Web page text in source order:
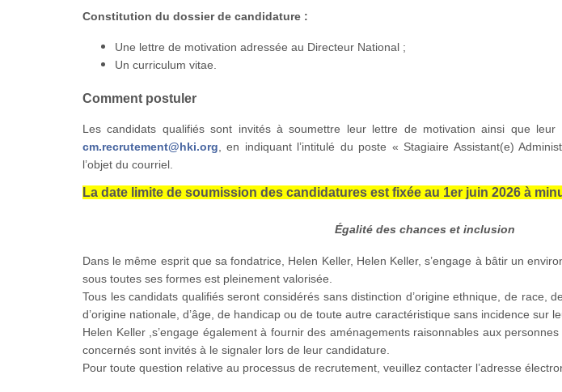
Constitution du dossier de candidature :
Une lettre de motivation adressée au Directeur National ;
Un curriculum vitae.
Comment postuler
Les candidats qualifiés sont invités à soumettre leur lettre de motivation ainsi que leur
cm.recrutement@hki.org , en indiquant l’intitulé du poste « Stagiaire Assistant(e)
l’objet du courriel.
La date limite de soumission des candidatures est fixée au 1er juin 2026 à
Égalité des chances et inclusion
Dans le même esprit que sa fondatrice, Helen Keller, Helen Keller, s’engage à bâtir un
sous toutes ses formes est pleinement valorisée.
Tous les candidats qualifiés seront considérés sans distinction d’origine ethnique, de race,
d’origine nationale, d’âge, de handicap ou de toute autre caractéristique sans incidence sur
Helen Keller ,s’engage également à fournir des aménagements raisonnables aux
concernés sont invités à le signaler lors de leur candidature.
Pour toute question relative au processus de recrutement, veuillez contacter l’adresse